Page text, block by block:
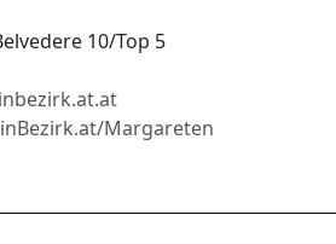
10/Top 5
Margareten